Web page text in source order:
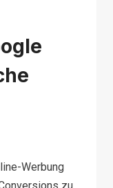
Werbung
zu